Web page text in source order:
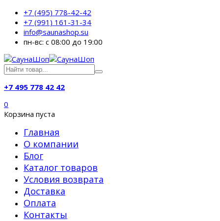
+7 (495) 778-42-42
+7 (991) 161-31-34
info@saunashop.su
пн-вс: с 08:00 до 19:00
+7 495 778 42 42
0
Корзина пуста
Главная
О компании
Блог
Каталог товаров
Условия возврата
Доставка
Оплата
Контакты